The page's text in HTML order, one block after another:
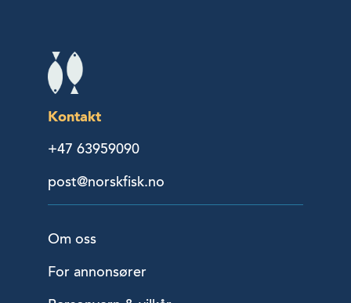
Kontakt
+47 63959090
post@norskfisk.no
Om oss
For annonsører